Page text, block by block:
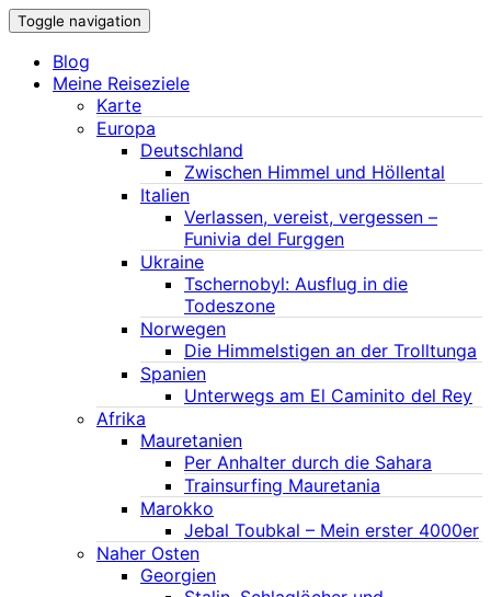
Toggle navigation
Blog
Meine Reiseziele
Karte
Europa
Deutschland
Zwischen Himmel und Höllental
Italien
Verlassen, vereist, vergessen –
Funivia del Furggen
Ukraine
Tschernobyl: Ausflug in die
Todeszone
Norwegen
Die Himmelstigen an der Trolltunga
Spanien
Unterwegs am El Caminito del Rey
Afrika
Mauretanien
Per Anhalter durch die Sahara
Trainsurfing Mauretania
Marokko
Jebal Toubkal – Mein erster 4000er
Naher Osten
Georgien